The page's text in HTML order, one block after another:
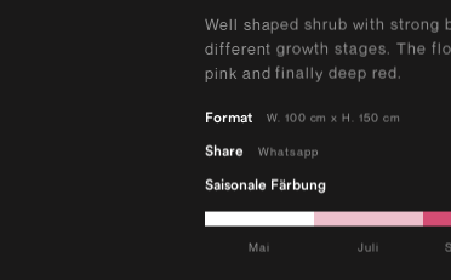
Well shaped shrub with strong
different growth stages. The
pink and finally deep red.
Format W. 100 cm x H. 150 cm
Share Whatsapp
Saisonale Färbung
Mai Juli